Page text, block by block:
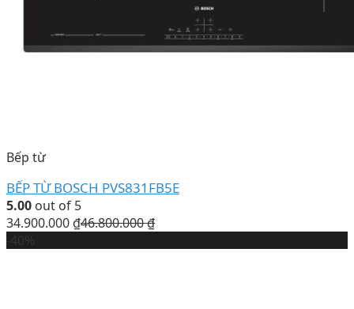
Bếp từ
BẾP TỪ BOSCH PVS831FB5E
5.00 out of 5
34.900.000 ₫46.800.000₫